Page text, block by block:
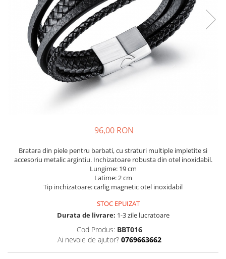
96,00 RON
Bratara din piele pentru barbati, cu straturi multiple impletite si
accesoriu metalic argintiu. Inchizatoare robusta din otel inoxidabil.
Lungime: 19 cm
Latime: 2 cm
Tip inchizatoare: carlig magnetic otel inoxidabil
STOC EPUIZAT
Durata de livrare: 1-3 zile lucratoare
Cod Produs: BBT016
Ai nevoie de ajutor? 0769663662